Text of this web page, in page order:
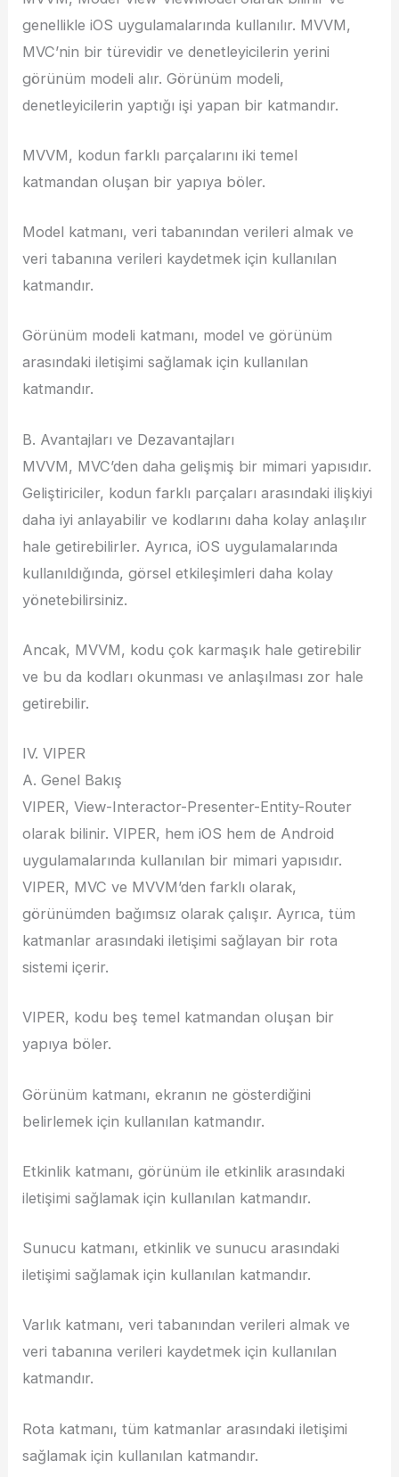
genellikle iOS uygulamalarında kullanılır. MVVM,
MVC’nin bir türevidir ve denetleyicilerin yerini
görünüm modeli alır. Görünüm modeli,
denetleyicilerin yaptığı işi yapan bir katmandır.
MVVM, kodun farklı parçalarını iki temel
katmandan oluşan bir yapıya böler.
Model katmanı, veri tabanından verileri almak ve
veri tabanına verileri kaydetmek için kullanılan
katmandır.
Görünüm modeli katmanı, model ve görünüm
arasındaki iletişimi sağlamak için kullanılan
katmandır.
B. Avantajları ve Dezavantajları
MVVM, MVC’den daha gelişmiş bir mimari yapısıdır.
Geliştiriciler, kodun farklı parçaları arasındaki ilişkiyi
daha iyi anlayabilir ve kodlarını daha kolay anlaşılır
hale getirebilirler. Ayrıca, iOS uygulamalarında
kullanıldığında, görsel etkileşimleri daha kolay
yönetebilirsiniz.
Ancak, MVVM, kodu çok karmaşık hale getirebilir
ve bu da kodları okunması ve anlaşılması zor hale
getirebilir.
IV. VIPER
A. Genel Bakış
VIPER, View-Interactor-Presenter-Entity-Router
olarak bilinir. VIPER, hem iOS hem de Android
uygulamalarında kullanılan bir mimari yapısıdır.
VIPER, MVC ve MVVM’den farklı olarak,
görünümden bağımsız olarak çalışır. Ayrıca, tüm
katmanlar arasındaki iletişimi sağlayan bir rota
sistemi içerir.
VIPER, kodu beş temel katmandan oluşan bir
yapıya böler.
Görünüm katmanı, ekranın ne gösterdiğini
belirlemek için kullanılan katmandır.
Etkinlik katmanı, görünüm ile etkinlik arasındaki
iletişimi sağlamak için kullanılan katmandır.
Sunucu katmanı, etkinlik ve sunucu arasındaki
iletişimi sağlamak için kullanılan katmandır.
Varlık katmanı, veri tabanından verileri almak ve
veri tabanına verileri kaydetmek için kullanılan
katmandır.
Rota katmanı, tüm katmanlar arasındaki iletişimi
sağlamak için kullanılan katmandır.